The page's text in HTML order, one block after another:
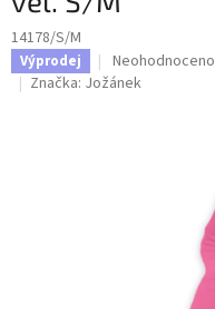
14178/S/M
Výprodej
Průměrné
hodnocení
Neohodnoceno
Značka: Jožánek